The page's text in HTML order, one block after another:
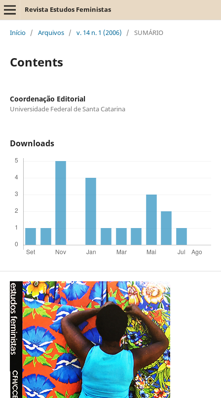
Revista Estudos Feministas
Início / Arquivos / v. 14 n. 1 (2006) / SUMÁRIO
Contents
Coordenação Editorial
Universidade Federal de Santa Catarina
Downloads